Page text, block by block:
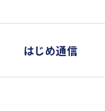
はじめ通信